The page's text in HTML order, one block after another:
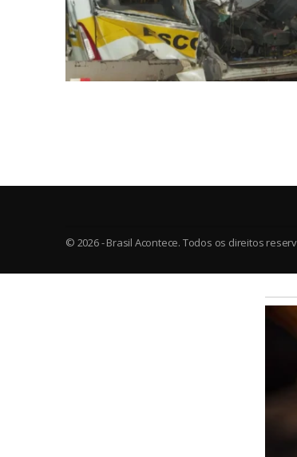
© 2026 - Brasil Acontece. Todos os direitos